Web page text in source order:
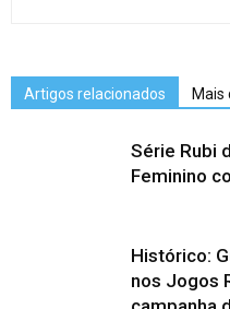
Artigos relacionados Mais
Série Rubi
Feminino
Histórico:
nos Jogos